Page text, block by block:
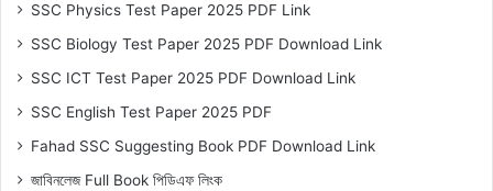
SSC Physics Test Paper 2025 PDF Link
SSC Biology Test Paper 2025 PDF Download Link
SSC ICT Test Paper 2025 PDF Download Link
SSC English Test Paper 2025 PDF
Fahad SSC Suggesting Book PDF Download Link
জাবিনলেজ Full Book পিডিএফ লিংক